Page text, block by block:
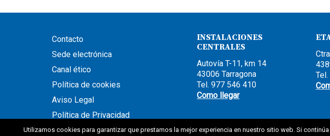
Contacto
Sede electrónica
Canal ético
Política de cookies
Aviso Legal
Política de Privacidad
INSTALACIONES
CENTRALES
Autovía T-11, km 14
43006 Tarragona
Tel. 977 546 410
Como llegar
Utilizamos cookies para garantizar que prestamos la mejor experiencia en nuestro sitio web. Si